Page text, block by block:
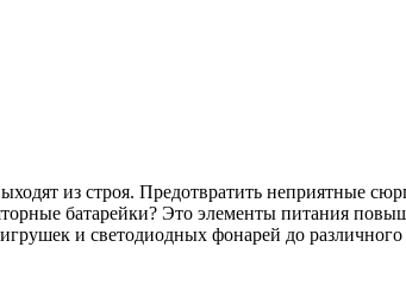
из строя. Предотвратить неприятные
батарейки? Это элементы питания
и светодиодных фонарей до различного